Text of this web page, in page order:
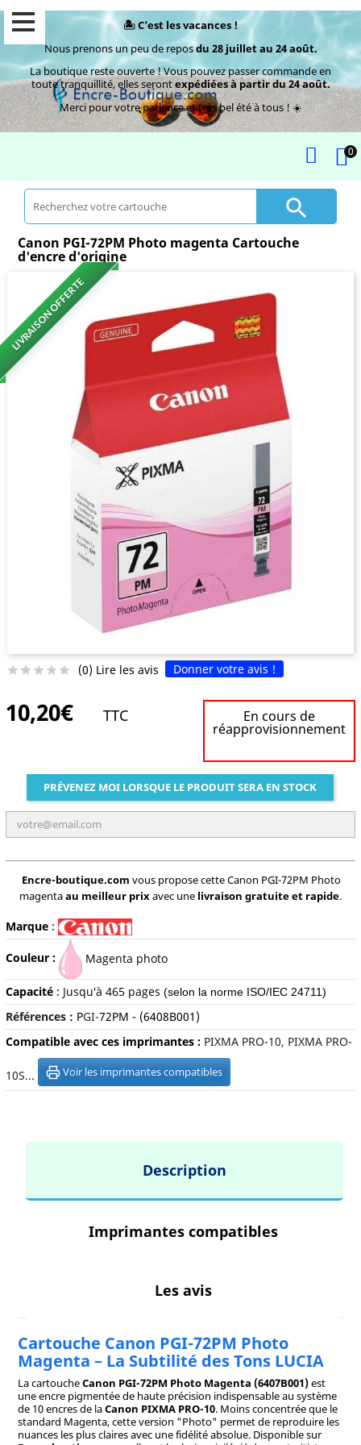
🏝️ C’est les vacances !
Nous prenons un peu de reposdu 28 juillet au 24 août.
La boutique reste ouverte ! Vous pouvez passer commande en
toute tranquillité, elles serontexpédiées à partir du 24 août.
Merci pour votre patience et très bel été à tous ! ☀️
0

Canon PGI-72PM Photo magenta Cartouche
d'encre d'origine
LIVRAISON OFFERTE
     (0) Lire les avis Donner votre avis !
10,20€ TTC En cours de
réapprovisionnement
PRÉVENEZ MOI LORSQUE LE PRODUIT SERA EN STOCK
Encre-boutique.com vous propose cette Canon PGI-72PM Photo
magentaau meilleur prixavec une livraison gratuite et rapide.
Marque:
Couleur : Magenta photo
Capacité: Jusqu'à 465 pages (selon la norme ISO/IEC 24711)
Références : PGI-72PM - (6408B001)
Compatible avec ces imprimantes : PIXMA PRO-10, PIXMA PRO-
10S... Voir les imprimantes compatibles
Description
Imprimantes compatibles
Les avis
Cartouche Canon PGI-72PM Photo
Magenta – La Subtilité des Tons LUCIA
La cartoucheCanon PGI-72PM Photo Magenta (6407B001)est
une encre pigmentée de haute précision indispensable au système
de 10 encres de laCanon PIXMA PRO-10. Moins concentrée que le
standard Magenta, cette version "Photo" permet de reproduire les
nuances les plus claires avec une fidélité absolue. Disponible sur